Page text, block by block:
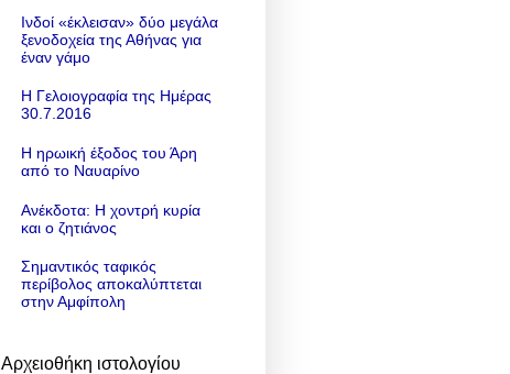
Ινδοί «έκλεισαν» δύο μεγάλα
ξενοδοχεία της Αθήνας για
έναν γάμο
Η Γελοιογραφία της Ημέρας
30.7.2016
Η ηρωική έξοδος του Άρη
από το Ναυαρίνο
Ανέκδοτα: Η χοντρή κυρία
και ο ζητιάνος
Σημαντικός ταφικός
περίβολος αποκαλύπτεται
στην Αμφίπολη
Αρχειοθήκη ιστολογίου